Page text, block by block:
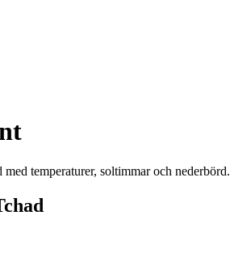
temperaturer, soltimmar och nederbörd.